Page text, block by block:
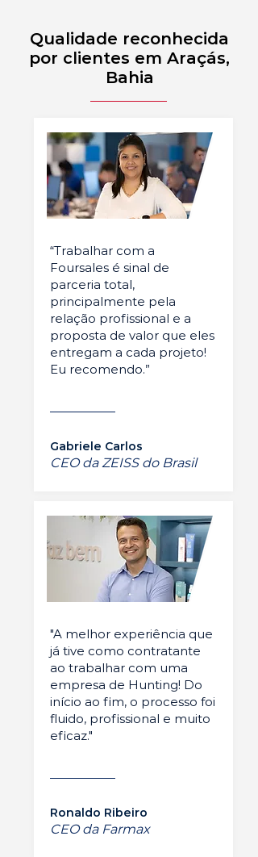
Qualidade reconhecida
por clientes em Araçás,
Bahia
“Trabalhar com a
Foursales é sinal de
parceria total,
principalmente pela
relação profissional e a
proposta de valor que eles
entregam a cada projeto!
Eu recomendo.”
Gabriele Carlos
CEO da ZEISS do Brasil
"A melhor experiência que
já tive como contratante
ao trabalhar com uma
empresa de Hunting! Do
início ao fim, o processo foi
fluido, profissional e muito
eficaz."
Ronaldo Ribeiro
CEO da Farmax